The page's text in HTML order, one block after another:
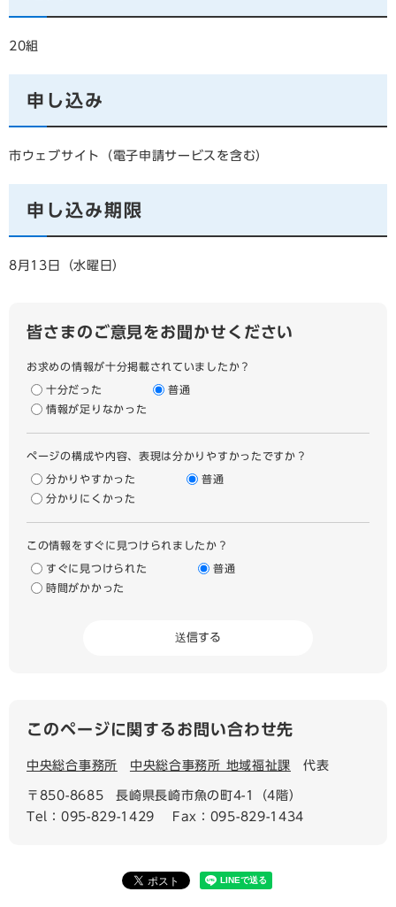
20組
申し込み
市ウェブサイト（電子申請サービスを含む）
申し込み期限
8月13日（水曜日）
皆さまのご意見をお聞かせください
お求めの情報が十分掲載されていましたか？
十分だった
普通
情報が足りなかった
ページの構成や内容、表現は分かりやすかったですか？
分かりやすかった
普通
分かりにくかった
この情報をすぐに見つけられましたか？
すぐに見つけられた
普通
時間がかかった
このページに関するお問い合わせ先
中央総合事務所 中央総合事務所 地域福祉課 代表
〒850-8685
長崎県長崎市魚の町4-1（4階）
Tel：095-829-1429
Fax：095-829-1434